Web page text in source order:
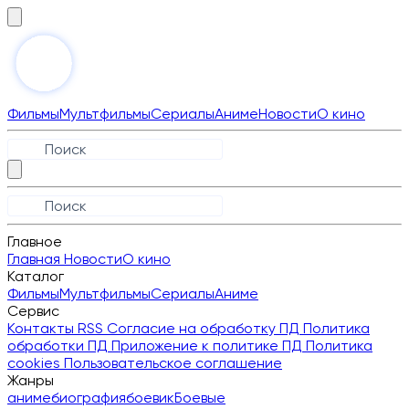
ФильмыМультфильмыСериалыАнимеНовостиО кино
Главное
Главная НовостиО кино
Каталог
ФильмыМультфильмыСериалыАниме
Сервис
Контакты RSS Согласие на обработку ПД Политика
обработки ПД Приложение к политике ПД Политика
cookies Пользовательское соглашение
Жанры
анимебиографиябоевикБоевые